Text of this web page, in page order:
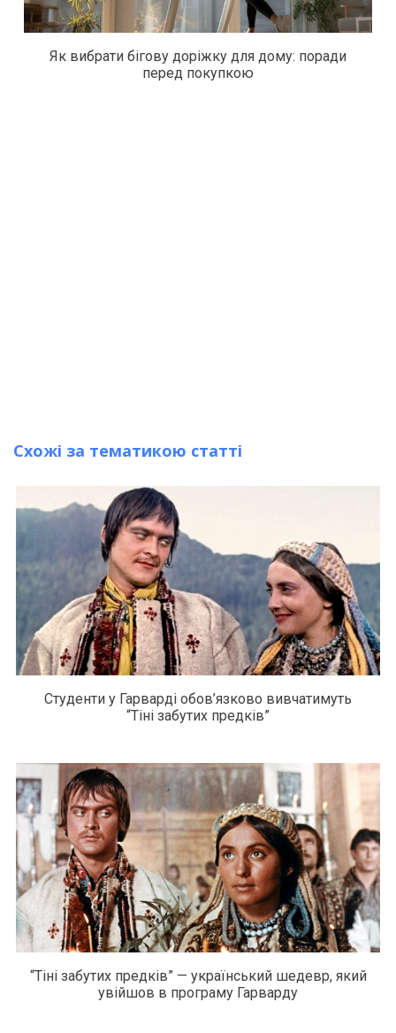
Як вибрати бігову доріжку для дому: поради
перед покупкою
Схожі за тематикою статті
Студенти у Гарварді обов’язково вивчатимуть
“Тіні забутих предків”
“Тіні забутих предків” — український шедевр, який
увійшов в програму Гарварду